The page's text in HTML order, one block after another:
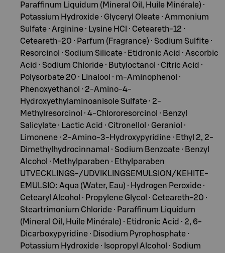
Paraffinum Liquidum (Mineral Oil, Huile Minérale) ·
Potassium Hydroxide · Glyceryl Oleate · Ammonium
Sulfate · Arginine · Lysine HCl · Ceteareth-12 ·
Ceteareth-20 · Parfum (Fragrance) · Sodium Sulfite ·
Resorcinol · Sodium Silicate · Etidronic Acid · Ascorbic
Acid · Sodium Chloride · Butyloctanol · Citric Acid ·
Polysorbate 20 · Linalool · m-Aminophenol ·
Phenoxyethanol · 2-Amino-4-
Hydroxyethylaminoanisole Sulfate · 2-
Methylresorcinol · 4-Chlororesorcinol · Benzyl
Salicylate · Lactic Acid · Citronellol · Geraniol ·
Limonene · 2-Amino-3-Hydroxypyridine · Ethyl 2, 2-
Dimethylhydrocinnamal · Sodium Benzoate · Benzyl
Alcohol · Methylparaben · Ethylparaben
UTVECKLINGS-/UDVIKLINGSEMULSION/KEHITE-
EMULSIO: Aqua (Water, Eau) · Hydrogen Peroxide ·
Cetearyl Alcohol · Propylene Glycol · Ceteareth-20 ·
Steartrimonium Chloride · Paraffinum Liquidum
(Mineral Oil, Huile Minérale) · Etidronic Acid · 2, 6-
Dicarboxypyridine · Disodium Pyrophosphate ·
Potassium Hydroxide · Isopropyl Alcohol · Sodium